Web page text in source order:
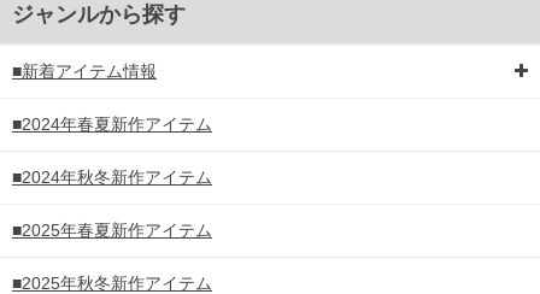
ジャンルから探す
■新着アイテム情報
■2024年春夏新作アイテム
■2024年秋冬新作アイテム
■2025年春夏新作アイテム
■2025年秋冬新作アイテム